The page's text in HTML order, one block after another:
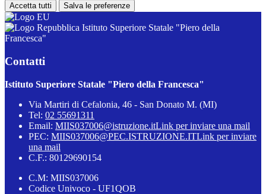
Accetta tutti Salva le preferenze
Istituto Superiore Statale "Piero della
Francesca"
Contatti
Istituto Superiore Statale "Piero della Francesca"
Via Martiri di Cefalonia, 46 - San Donato M. (MI)
Tel: 02 55691311
Email: MIIS037006@istruzione.itLink per inviare una mail
PEC: MIIS037006@PEC.ISTRUZIONE.ITLink per inviare
una mail
C.F.: 80129690154
C.M: MIIS037006
Codice Univoco - UF1QOB